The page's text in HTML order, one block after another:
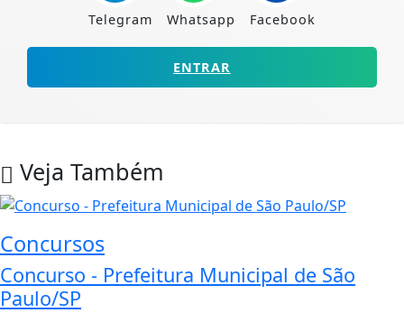
Telegram Whatsapp Facebook
ENTRAR
Veja Também
Concursos
Concurso - Prefeitura Municipal de São
Paulo/SP